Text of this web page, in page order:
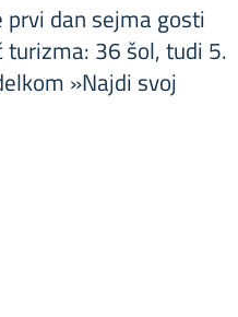
prvi dan sejma gosti
turizma: 36 šol, tudi 5.
»Najdi svoj